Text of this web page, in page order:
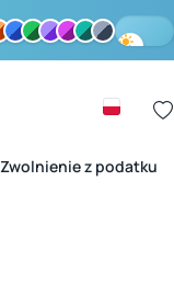
Zwolnienie z podatku